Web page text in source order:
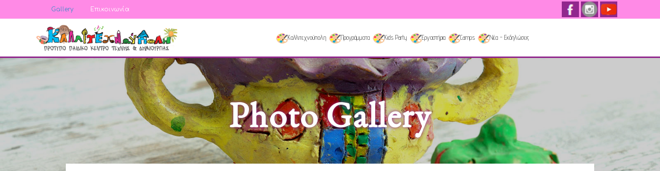
Gallery Επικοινωνία
Καλλιτεχνούπολη Προγράμματα Kids Party Εργαστήρια Camps Νέα - Εκδηλώσεις
Photo Gallery